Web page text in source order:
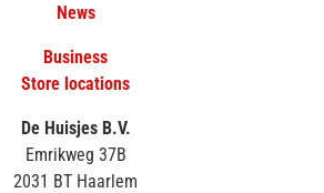
News
Business
Store locations
De Huisjes B.V.
Emrikweg 37B
2031 BT Haarlem